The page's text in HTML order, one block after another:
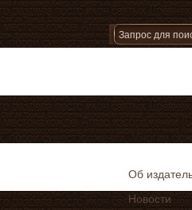
Об
Новости